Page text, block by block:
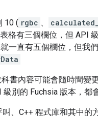
10 ( rgbc 、
格有三個欄位，但 API
一直有五個欄位，但我
書內容可能會隨時間變
別的 Fuchsia 版本，都
、C++ 程式庫和其中的